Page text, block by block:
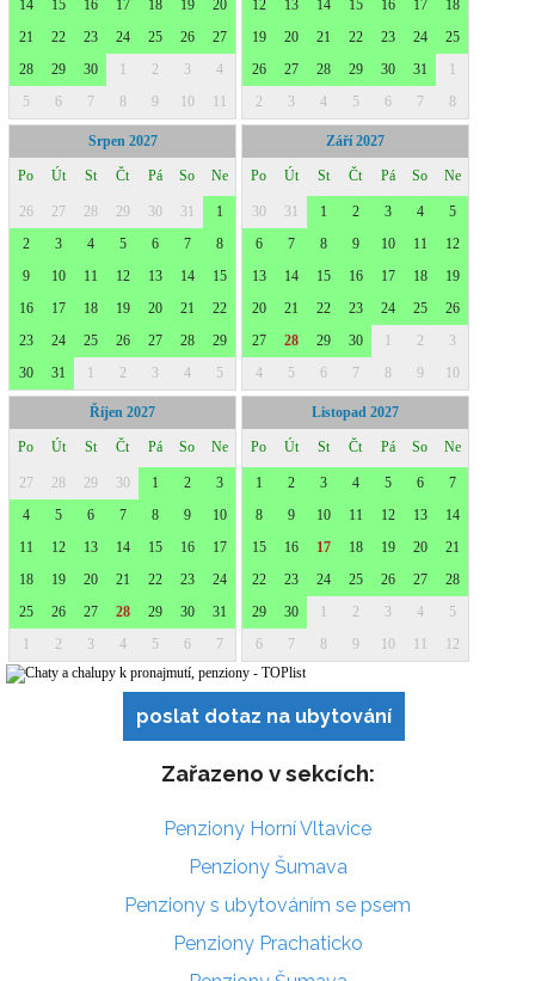
poslat dotaz na ubytování
Zařazeno v sekcích:
Penziony Horní Vltavice
Penziony Šumava
Penziony s ubytováním se psem
Penziony Prachaticko